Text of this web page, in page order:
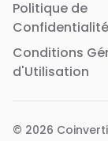
Politique de
Confidentialité
Conditions
d'Utilisation
© 2026